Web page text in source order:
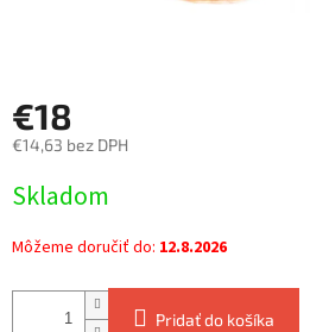
€18
€14,63 bez DPH
cena:
Skladom
Môžeme doručiť do: 12.8.2026
Pridať do košíka